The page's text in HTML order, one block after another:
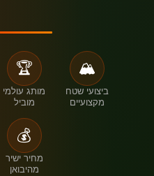
🏔️
ביצועי שטח
מקצועיים
🏆
מותג עולמי
מוביל
💰
מחיר ישיר
מהיבואן